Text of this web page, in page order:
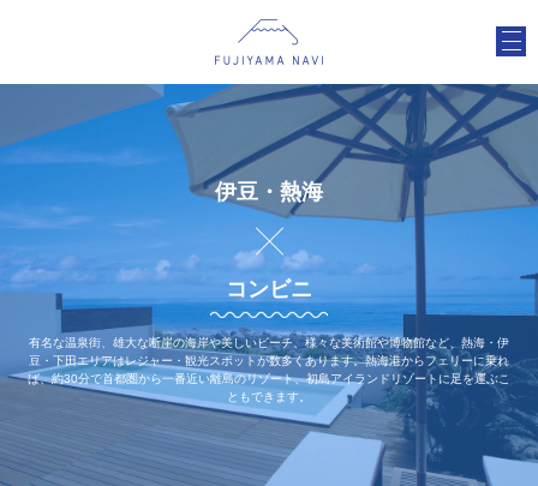
伊豆・熱海
コンビニ
有名な温泉街、雄大な断崖の海岸や美しいビーチ、様々な美術館や博物館など、熱海・伊
豆・下田エリアはレジャー・観光スポットが数多くあります。熱海港からフェリーに乗れ
ば、約30分で首都圏から一番近い離島のリゾート、初島アイランドリゾートに足を運ぶこ
ともできます。